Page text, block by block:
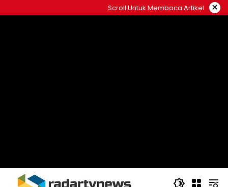
to
Scroll Untuk Membaca Artikel ×